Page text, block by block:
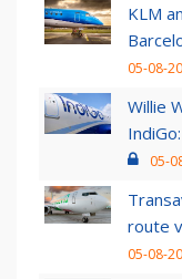
KLM
05-08-
Willie
05-
route
05-08-